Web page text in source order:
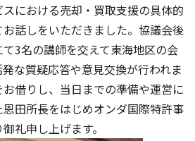
における売却・買取支援の具体的
話しをいただきました。協議会後
3名の講師を交えて東海地区の会
な質疑応答や意見交換が行われま
借りし、当日までの準備や運営に
田所長をはじめオンダ国際特許事
礼申し上げます。